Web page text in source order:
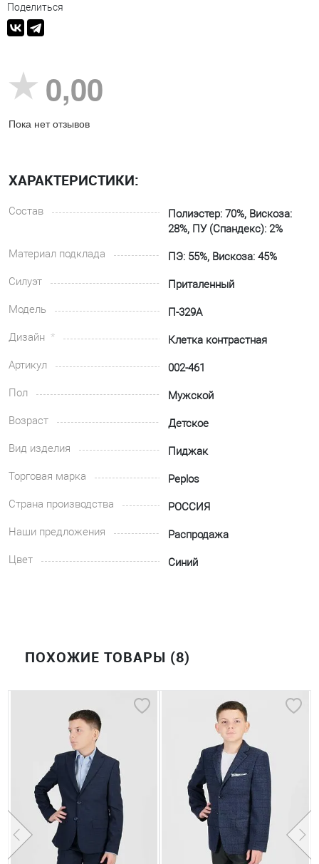
Поделиться
0,00
Пока нет отзывов
ХАРАКТЕРИСТИКИ:
Состав
Полиэстер: 70%, Вискоза:
28%, ПУ (Спандекс): 2%
Материал подклада
ПЭ: 55%, Вискоза: 45%
Силуэт
Приталенный
Модель
П-329А
Дизайн
Клетка контрастная
Артикул
002-461
Пол
Мужской
Возраст
Детское
Вид изделия
Пиджак
Торговая марка
Peplos
Страна производства
РОССИЯ
Наши предложения
Распродажа
Цвет
Синий
ПОХОЖИЕ ТОВАРЫ (8)